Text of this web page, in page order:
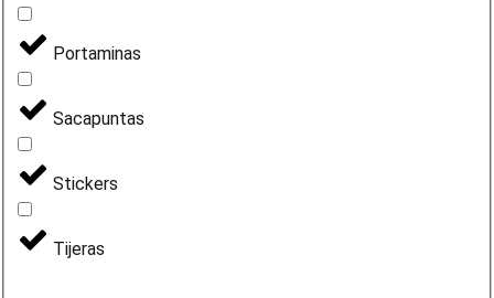
Portaminas
Sacapuntas
Stickers
Tijeras